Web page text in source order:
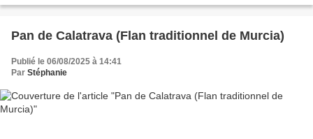
Pan de Calatrava (Flan traditionnel de Murcia)
Publié le 06/08/2025 à 14:41
Par Stéphanie